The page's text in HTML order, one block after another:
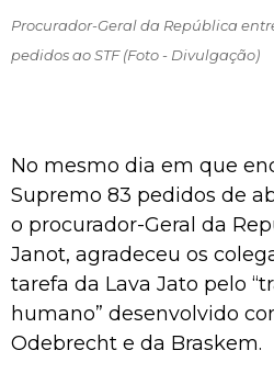
Procurador-Geral da República
pedidos ao STF (Foto - Divulgação)
No mesmo dia em que
Supremo 83 pedidos de
o procurador-Geral da
Janot, agradeceu os
tarefa da Lava Jato pelo
humano” desenvolvido
Odebrecht e da Braskem.